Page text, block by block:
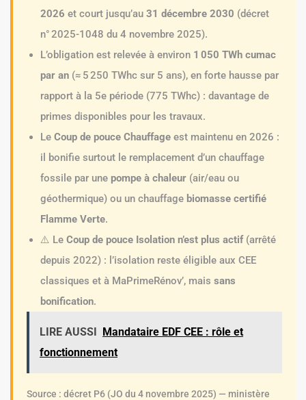
2026 et court jusqu’au 31 décembre 2030 (décret
n° 2025-1048 du 4 novembre 2025).
L’obligation est relevée à environ 1 050 TWh cumac
par an (≈ 5 250 TWhc sur 5 ans), en forte hausse par
rapport à la 5e période (775 TWhc) : davantage de
primes disponibles pour les travaux.
Le Coup de pouce Chauffage est maintenu en 2026 :
il bonifie surtout le remplacement d’un chauffage
fossile par une pompe à chaleur (air/eau ou
géothermique) ou un chauffage biomasse certifié
Flamme Verte.
⚠️ Le Coup de pouce Isolation n’est plus actif(arrêté
depuis 2022) : l’isolation reste éligible aux CEE
classiques et à MaPrimeRénov’, mais sans
bonification.
LIRE AUSSI Mandataire EDF CEE : rôle et
fonctionnement
Source : décret P6 (JO du 4 novembre 2025) — ministère